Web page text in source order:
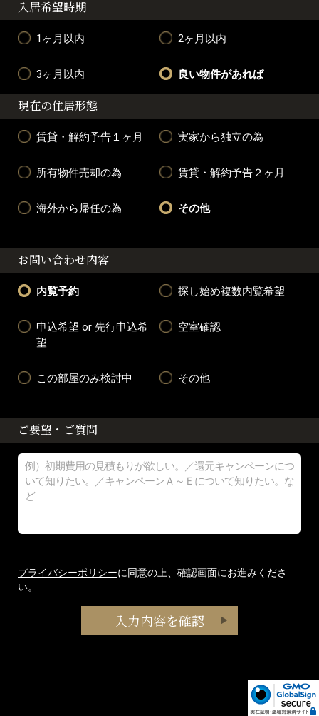
入居希望時期
1ヶ月以内 2ヶ月以内
3ヶ月以内 良い物件があれば
現在の住居形態
賃貸・解約予告１ヶ月 実家から独立の為
所有物件売却の為 賃貸・解約予告２ヶ月
海外から帰任の為 その他
お問い合わせ内容
内覧予約 探し始め複数内覧希望
申込希望 or 先行申込希
望
空室確認
この部屋のみ検討中 その他
ご要望・ご質問
プライバシーポリシーに同意の上、確認画面にお進みくださ
い。